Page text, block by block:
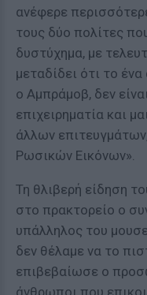
ανέφερε
τους δύο πολίτες
δυστύχημα, με
μεταδίδει ότι το
ο Αμπράμοβ, δεν
επιχειρηματία και
άλλων
Ρωσικών Εικόνων».
Τη θλιβερή είδηση
στο πρακτορείο ο
υπάλληλος του
δεν θέλαμε να το
επιβεβαίωσε ο
άνθρωποι που